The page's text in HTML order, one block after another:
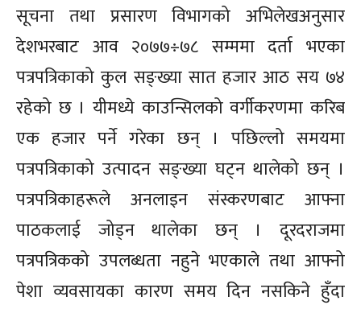
सूचना तथा प्रसारण विभागको अभिलेखअनुसार
देशभरबाट आव २०७७÷७८ सम्ममा दर्ता भएका
पत्रपत्रिकाको कुल सङ्ख्या सात हजार आठ सय ७४
रहेको छ । यीमध्ये काउन्सिलको वर्गीकरणमा करिब
एक हजार पर्ने गरेका छन् । पछिल्लो समयमा
पत्रपत्रिकाको उत्पादन सङ्ख्या घट्न थालेको छन् ।
पत्रपत्रिकाहरूले अनलाइन संस्करणबाट आफ्ना
पाठकलाई जोड्न थालेका छन् । दूरदराजमा
पत्रपत्रिकको उपलब्धता नहुने भएकाले तथा आफ्नो
पेशा व्यवसायका कारण समय दिन नसकिने हुँदा